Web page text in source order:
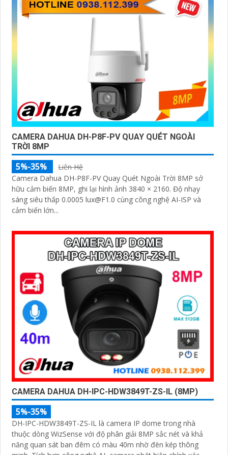
CAMERA DAHUA DH-P8F-PV QUAY QUÉT NGOÀI
TRỜI 8MP
5%-35%
Liên Hệ
Camera Dahua DH-P8F-PV Quay Quét Ngoài Trời 8MP sở
hữu cảm biến 8MP, ghi lại hình ảnh 3840 × 2160. Độ nhạy
sáng siêu thấp 0.0005 lux@F1.0 cùng công nghệ AI-ISP và
cảm biến lớn...
CAMERA DAHUA DH-IPC-HDW3849T-ZS-IL (8MP)
5%-35%
DH-IPC-HDW3849T-ZS-IL là camera IP dome trong nhà
thuộc dòng WizSense với độ phân giải 8MP sắc nét và khả
năng quan sát ban đêm có màu 40m nhờ đèn kép thông